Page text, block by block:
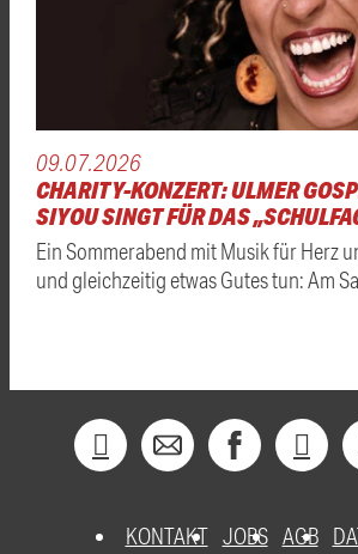
09.07.2026
CHARITY-KONZERT: ULMER
SIYOU SINGT FÜR DAS
Ein Sommerabend mit Musik für Herz
und gleichzeitig etwas Gutes tun: Am
KONTAKT JOBS AGB